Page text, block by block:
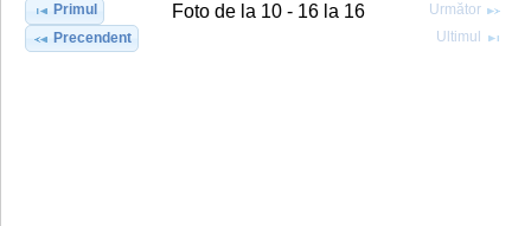
Primul
Precendent
Foto de la 10 - 16 la 16
Următor
Ultimul